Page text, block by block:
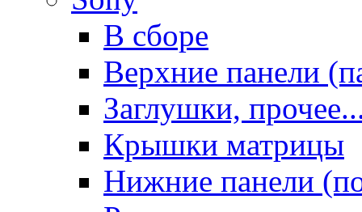
В сборе
Верхние панели
Заглушки,
Крышки матрицы
Нижние панели